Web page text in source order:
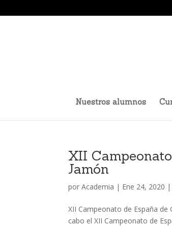
Nuestros alumnos
XII
Jamón
porAcademia | Ene 24, 2020 |
XII Campeonato de España
cabo el XII Campeonato de